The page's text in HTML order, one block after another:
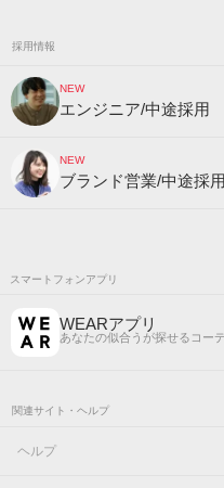
採用情報
NEW
エンジニア/中途採用
NEW
ブランド営業/中途採用
スマートフォンアプリ
WEARアプリ
あなたの似合うが探せるコー
関連サイト・ヘルプ
ヘルプ